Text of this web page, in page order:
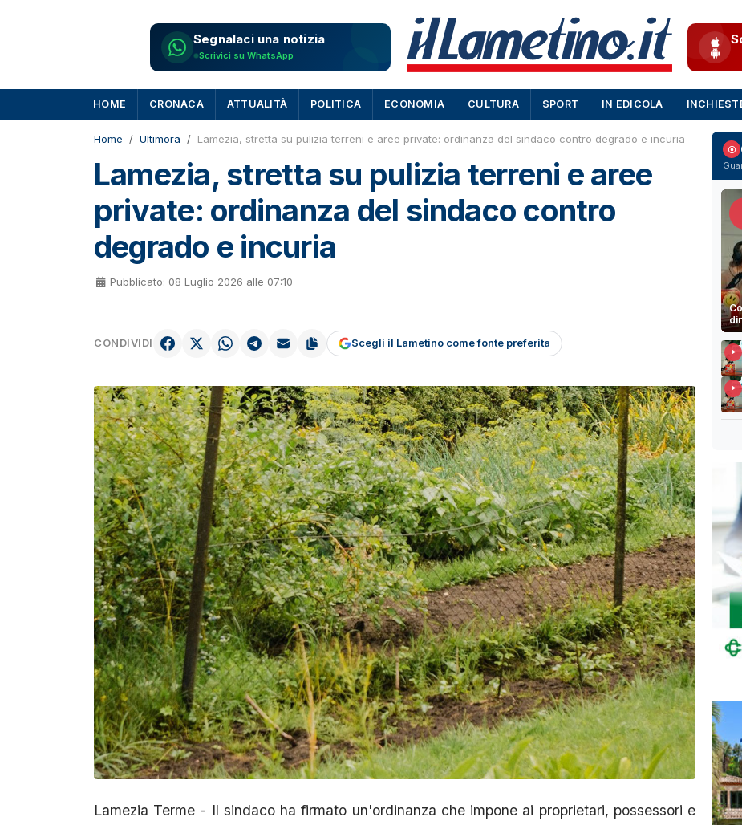
Segnalaci una notizia
Scrivici su WhatsApp
HOME CRONACA ATTUALITÀ POLITICA ECONOMIA CULTURA SPORT IN EDICOLA
Home Ultimora Lamezia, stretta su pulizia terreni e aree private: ordinanza del sindaco contro degrado e incuria
Lamezia, stretta su pulizia terreni e aree
private: ordinanza del sindaco contro
degrado e incuria
Pubblicato: 08 Luglio 2026 alle 07:10
CONDIVIDI Scegli il Lametino come fonte preferita
Lamezia Terme - Il sindaco ha firmato un'ordinanza che impone ai proprietari, possessori e